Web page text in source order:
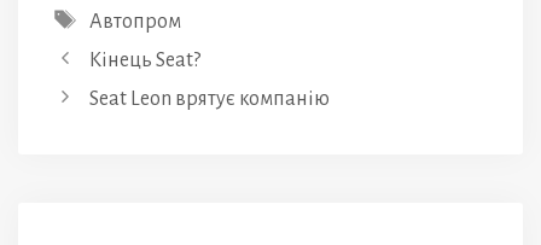
Позначки
Автопром
Кінець Seat?
Seat Leon врятує компанію